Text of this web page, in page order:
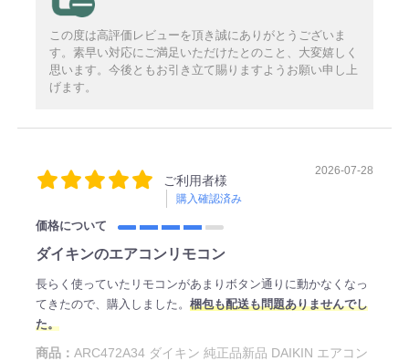
この度は高評価レビューを頂き誠にありがとうございま
す。素早い対応にご満足いただけたとのこと、大変嬉しく
思います。今後ともお引き立て賜りますようお願い申し上
げます。
ご利用者様
購入確認済み
2026-07-28
価格について
ダイキンのエアコンリモコン
長らく使っていたリモコンがあまりボタン通りに動かなくなっ
てきたので、購入しました。 梱包も配送も問題ありませんでし
た。
商品： ARC472A34 ダイキン 純正品新品 DAIKIN エアコン